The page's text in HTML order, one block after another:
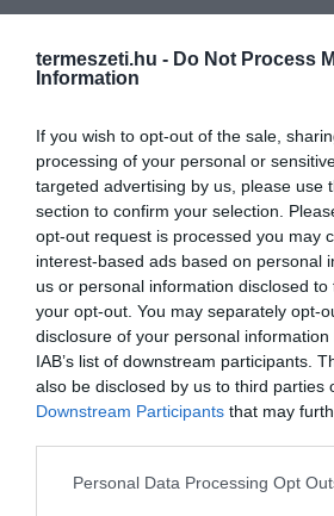
termeszeti.hu - Do Not Process
Information
If you wish to opt-out of the sale,
processing of your personal or
targeted advertising by us, please use
section to confirm your selection.
opt-out request is processed you may
interest-based ads based on personal
us or personal information disclosed
your opt-out. You may separately opt-
disclosure of your personal
IAB’s list of downstream participants.
also be disclosed by us to third parties
Downstream Participants that may
Please note that this website/app uses
Personal Data Processing Opt
A késő nyáron, kora ősszel
sűrűbb, tömörebb a csontozatuk.